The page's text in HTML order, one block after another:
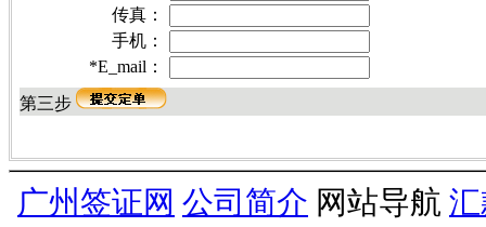
传真：
手机：
*E_mail：
第三步
广州签证网 公司简介 网站导航